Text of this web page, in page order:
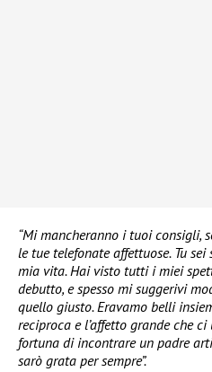
“Mi mancheranno i tuoi consigli,
le tue telefonate affettuose. Tu
mia vita. Hai visto tutti i miei
debutto, e spesso mi suggerivi
quello giusto. Eravamo belli
reciproca e l’affetto grande che
fortuna di incontrare un padre
sarò grata per sempre”.